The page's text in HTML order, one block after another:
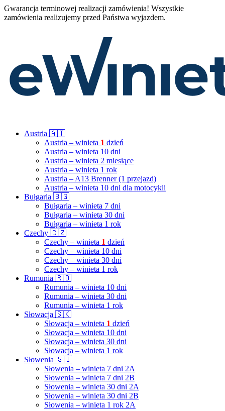
Gwarancja terminowej realizacji zamówienia! Wszystkie
zamówienia realizujemy przed Państwa wyjazdem.
Austria 🇦🇹
Austria – winieta 1 dzień
Austria – winieta 10 dni
Austria – winieta 2 miesiące
Austria – winieta 1 rok
Austria – A13 Brenner (1 przejazd)
Austria – winieta 10 dni dla motocykli
Bułgaria 🇧🇬
Bułgaria – winieta 7 dni
Bułgaria – winieta 30 dni
Bułgaria – winieta 1 rok
Czechy 🇨🇿
Czechy – winieta 1 dzień
Czechy – winieta 10 dni
Czechy – winieta 30 dni
Czechy – winieta 1 rok
Rumunia 🇷🇴
Rumunia – winieta 10 dni
Rumunia – winieta 30 dni
Rumunia – winieta 1 rok
Słowacja 🇸🇰
Słowacja – winieta 1 dzień
Słowacja – winieta 10 dni
Słowacja – winieta 30 dni
Słowacja – winieta 1 rok
Słowenia 🇸🇮
Słowenia – winieta 7 dni 2A
Słowenia – winieta 7 dni 2B
Słowenia – winieta 30 dni 2A
Słowenia – winieta 30 dni 2B
Słowenia – winieta 1 rok 2A